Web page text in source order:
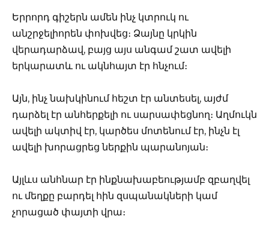
Երրորդ գիշերն ամեն ինչ կտրուկ ու
անշրջելիորեն փոխվեց։ Ձայնը կրկին
վերադարձավ, բայց այս անգամ շատ ավելի
երկարատև ու ակնհայտ էր հնչում։
Այն, ինչ նախկինում հեշտ էր անտեսել, այժմ
դարձել էր անհերքելի ու սարսափեցնող։ Աղմուկն
ավելի ակտիվ էր, կարծես մոտենում էր, ինչն էլ
ավելի խորացրեց ներքին պարանոյան։
Այլևս անհնար էր ինքնախաբեությամբ զբաղվել
ու մեղքը բարդել հին զսպանակների կամ
չորացած փայտի վրա։